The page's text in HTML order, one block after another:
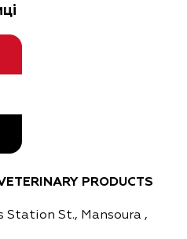
PRODUCTS
St., Mansoura ,